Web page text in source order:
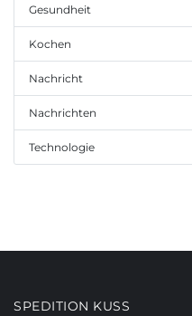
Gesundheit
Kochen
Nachricht
Nachrichten
Technologie
SPEDITION KUSS